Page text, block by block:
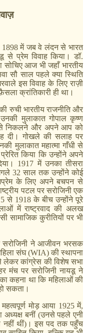
में जब वे लंदन से भारत
से प्रेम विवाह किया। डॉ.
आज भी जहाँ भारतीय
सौ साल पहले क्या स्थिति
इस विवाह के लिए राज़ी
क्रांतिकारी ही था।
रुची भारतीय राजनीति और
मुलाकात गोपाल कृष्ण
निकलने और अपने आप को
दी। गोखले की सलाह पर
मुलाकात महात्मा गाँधी से
किया कि उन्होंने अपने
1917 में उनका तीसरा
32 साल तक उन्होंने कोई
के लिए अपने बचपन से
पटल पर सरोजिनी एक
से 1918 के बीच उन्होंने पूरे
में राष्ट्रवाद की अलख
सामाजिक कुरीतियों पर भी
सरोजिनी ने आजीवन भरसक
संघ (WIA) की स्थापना
लेकर कांग्रेस की विशेष सभा
पर सरोजिनी नायडू ने
कहना था कि महिलाओं की
सकता।
मोड़ आया 1925 में,
अध्यक्ष बनीं (उनसे पहले एनी
नहीं थीं)। इस पद तक पहुँच